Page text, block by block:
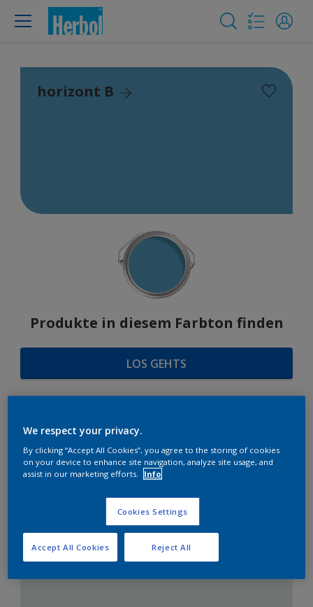
horizont B
Produkte in diesem Farbton finden
LOS GEHTS
FARBAUSWAHL
Das perfekte Weiß
We respect your privacy.
By clicking “Accept All Cookies”, you agree to the storing of cookies
on your device to enhance site navigation, analyze site usage, and
assist in our marketing efforts.
Info
Cookies Settings
Reject All
Accept All Cookies